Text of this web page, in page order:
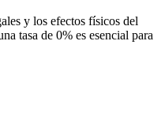
y los efectos físicos del
tasa de 0% es esencial para